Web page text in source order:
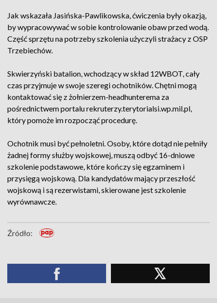
Jak wskazała Jasińska-Pawlikowska, ćwiczenia były okazją,
by wypracowywać w sobie kontrolowanie obaw przed wodą.
Część sprzętu na potrzeby szkolenia użyczyli strażacy z OSP
Trzebiechów.
Skwierzyński batalion, wchodzący w skład 12WBOT, cały
czas przyjmuje w swoje szeregi ochotników. Chętni mogą
kontaktować się z żołnierzem-headhunterema za
pośrednictwem portalu rekruterzy.terytorialsi.wp.mil.pl,
który pomoże im rozpocząć procedurę.
Ochotnik musi być pełnoletni. Osoby, które dotąd nie pełniły
żadnej formy służby wojskowej, muszą odbyć 16-dniowe
szkolenie podstawowe, które kończy się egzaminem i
przysięgą wojskową. Dla kandydatów mający przeszłość
wojskową i są rezerwistami, skierowane jest szkolenie
wyrównawcze.
Źródło: